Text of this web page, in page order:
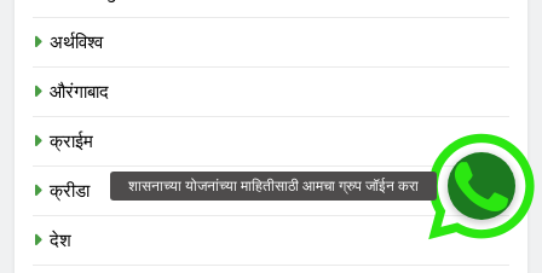
अर्थविश्व
औरंगाबाद
क्राईम
क्रीडा
देश